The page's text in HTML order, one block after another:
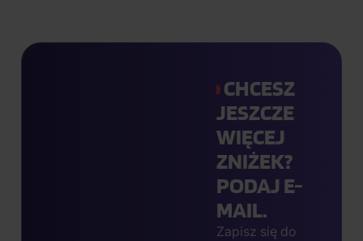
CHCESZ
JESZCZE
WIĘCEJ
ZNIŻEK?
PODAJ E-
MAIL.
Zapisz się do